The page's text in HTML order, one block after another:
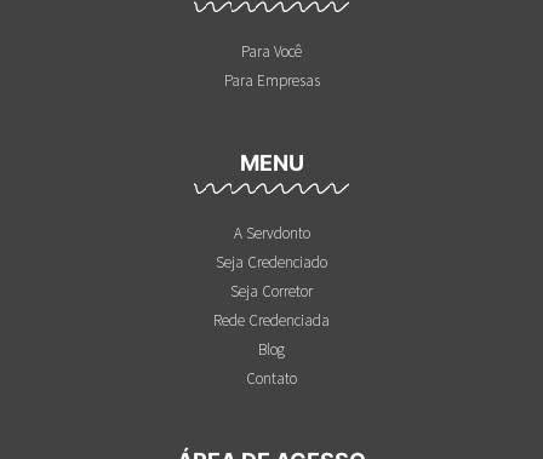
Para Você
Para Empresas
MENU
A Servdonto
Seja Credenciado
Seja Corretor
Rede Credenciada
Blog
Contato